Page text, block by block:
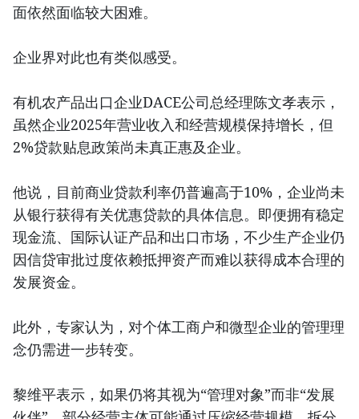
面依然面临较大困难。
企业界对此也有类似感受。
有机农产品出口企业DACE公司总经理陈文孝表示，
虽然企业2025年营业收入和经营规模保持增长，但
2%贷款贴息政策尚未真正惠及企业。
他说，目前商业贷款利率仍普遍高于10%，企业尚未
从银行获得有关优惠贷款的具体信息。即便拥有稳定
现金流、国际认证产品和出口市场，不少生产企业仍
因信贷审批过度依赖抵押资产而难以获得成本合理的
发展资金。
此外，专家认为，对个体工商户和微型企业的管理理
念仍需进一步转变。
黎维平表示，如果仍将其视为“管理对象”而非“发展